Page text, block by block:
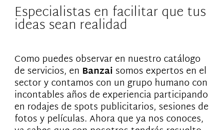
Especialistas en facilitar que tus
ideas sean realidad
Como puedes observar en nuestro catálogo
de servicios, en Banzai somos expertos en el
sector y contamos con un grupo humano con
incontables años de experiencia participando
en rodajes de spots publicitarios, sesiones de
fotos y películas. Ahora que ya nos conoces,